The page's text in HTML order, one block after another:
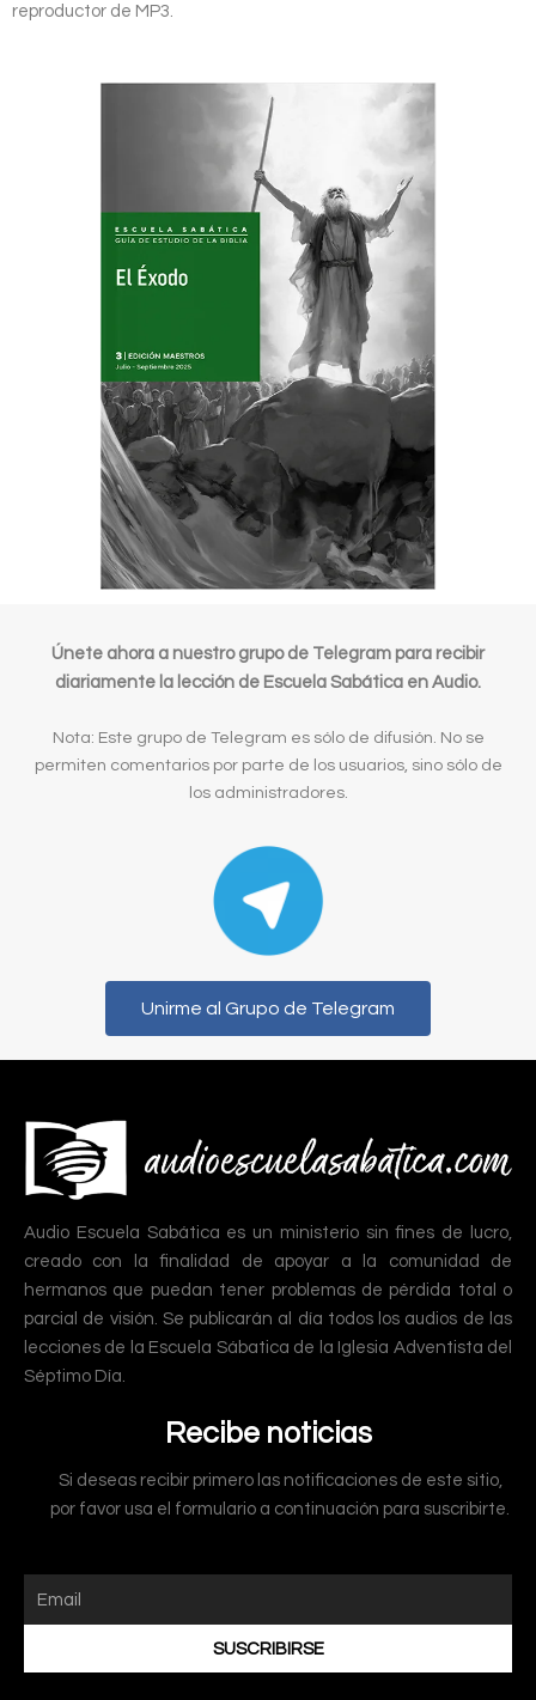
reproductor de MP3.
Únete ahora a nuestro grupo de Telegram para recibir
diariamente la lección de Escuela Sabática en Audio.
Nota: Este grupo de Telegram es sólo de difusión. No se
permiten comentarios por parte de los usuarios, sino sólo de
los administradores.
Unirme al Grupo de Telegram
Audio Escuela Sabática es un ministerio sin fines de lucro,
creado con la finalidad de apoyar a la comunidad de
hermanos que puedan tener problemas de pérdida total o
parcial de visión. Se publicarán al día todos los audios de las
lecciones de la Escuela Sábatica de la Iglesia Adventista del
Séptimo Día.
Recibe noticias
Si deseas recibir primero las notificaciones de este sitio,
por favor usa el formulario a continuación para suscribirte.
SUSCRIBIRSE